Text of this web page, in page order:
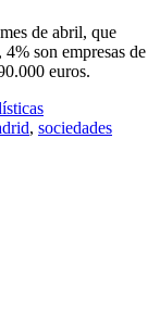
de abril, que
son empresas de
euros.
, sociedades